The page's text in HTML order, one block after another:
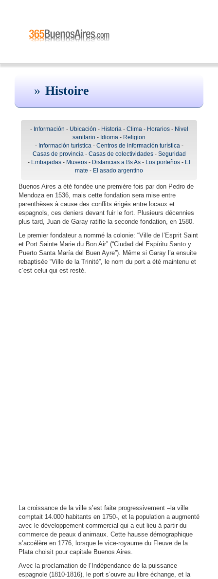
Histoire
- Información - Ubicación - Historia- Clima- Horarios- Nivel
sanitario - Idioma - Religion
- Información turística- Centros de información turística-
Casas de provincia- Casas de colectividades- Seguridad
- Embajadas - Museos - Distancias a Bs As - Los porteños - El
mate - El asado argentino
Buenos Aires a été fondée une première fois par don Pedro de
Mendoza en 1536, mais cette fondation sera mise entre
parenthèses à cause des conflits érigés entre locaux et
espagnols, ces deniers devant fuir le fort. Plusieurs décennies
plus tard, Juan de Garay ratifie la seconde fondation, en 1580.
Le premier fondateur a nommé la colonie: “Ville de l’Esprit Saint
et Port Sainte Marie du Bon Air” (“Ciudad del Espíritu Santo y
Puerto Santa María del Buen Ayre”). Même si Garay l’a ensuite
rebaptisée “Ville de la Trinité”, le nom du port a été maintenu et
c’est celui qui est resté.
La croissance de la ville s’est faite progressivement –la ville
comptait 14.000 habitants en 1750-, et la population a augmenté
avec le développement commercial qui a eut lieu à partir du
commerce de peaux d’animaux. Cette hausse démographique
s’accélère en 1776, lorsque le vice-royaume du Fleuve de la
Plata choisit pour capitale Buenos Aires.
Avec la proclamation de l’Indépendance de la puissance
espagnole (1810-1816), le port s’ouvre au libre échange, et la